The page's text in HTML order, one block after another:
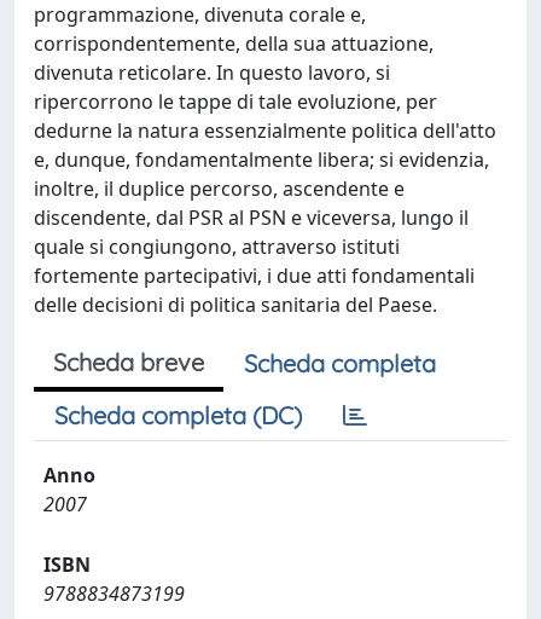
programmazione, divenuta corale e,
corrispondentemente, della sua attuazione,
divenuta reticolare. In questo lavoro, si
ripercorrono le tappe di tale evoluzione, per
dedurne la natura essenzialmente politica dell'atto
e, dunque, fondamentalmente libera; si evidenzia,
inoltre, il duplice percorso, ascendente e
discendente, dal PSR al PSN e viceversa, lungo il
quale si congiungono, attraverso istituti
fortemente partecipativi, i due atti fondamentali
delle decisioni di politica sanitaria del Paese.
Scheda breve
Scheda completa
Scheda completa (DC)
Anno
2007
ISBN
9788834873199